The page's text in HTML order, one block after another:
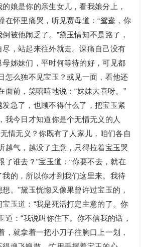
娘是你的亲生女儿，看我娘分上，
在怀里痛哭，听见贾母道：“鸳鸯，你
被他闹乏了。”黛玉情知不是路了，
，站起来往外就走。深痛自己没有
姊妹们，平时何等待的好，可见都
怎么独不见宝玉？或见一面，看他还
面前，笑嘻嘻地说：“妹妹大喜呀。”
急了，也顾不得什么了，把宝玉紧
我今日才知道你是个无情无义的人
情无义？你既有了人家儿，咱们各自
越气，越没了主意，只得拉着宝玉哭
了谁去？”宝玉道：“你要不去，就在
的，所以你才到我们这里来。我待
。”黛玉恍惚又像果曾许过宝玉的，
玉道：“我是死活打定主意的了。你
道：“我说叫你住下。你不信我的话，
，就拿着一把小刀子往胸口上一划，